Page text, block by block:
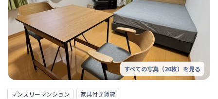
すべての写真（20枚）を見る
マンスリーマンション 家具付き賃貸